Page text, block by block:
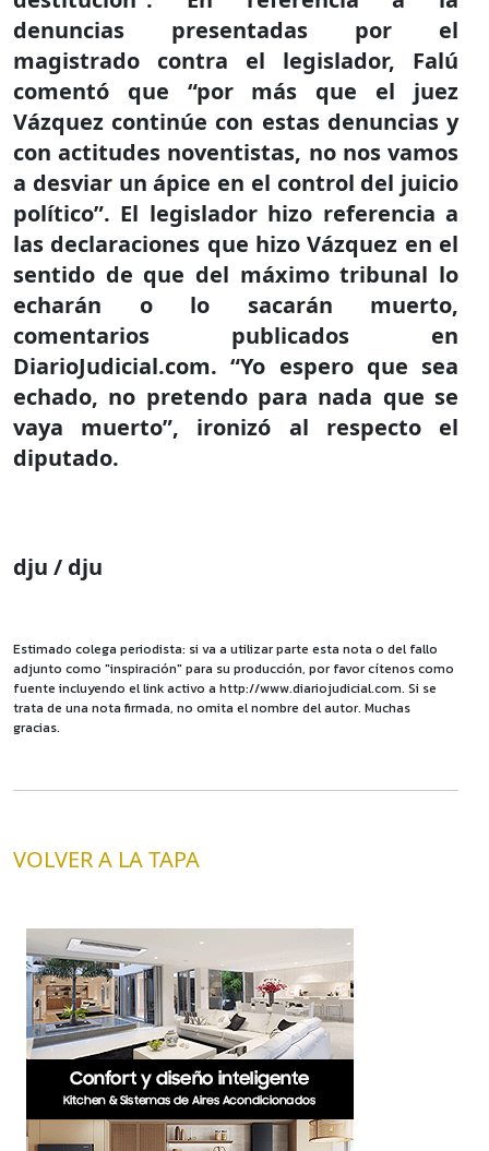
denuncias presentadas por el
magistrado contra el legislador, Falú
comentó que “por más que el juez
Vázquez continúe con estas denuncias y
con actitudes noventistas, no nos vamos
a desviar un ápice en el control del juicio
político”. El legislador hizo referencia a
las declaraciones que hizo Vázquez en el
sentido de que del máximo tribunal lo
echarán o lo sacarán muerto,
comentarios publicados en
DiarioJudicial.com. “Yo espero que sea
echado, no pretendo para nada que se
vaya muerto”, ironizó al respecto el
diputado.
dju / dju
Estimado colega periodista: si va a utilizar parte esta nota o del fallo
adjunto como "inspiración" para su producción, por favor cítenos como
fuente incluyendo el link activo a http://www.diariojudicial.com. Si se
trata de una nota firmada, no omita el nombre del autor. Muchas
gracias.
VOLVER A LA TAPA